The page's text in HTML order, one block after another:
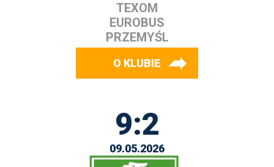
TEXOM
EUROBUS
PRZEMYŚL
O KLUBIE
9:2
09.05.2026